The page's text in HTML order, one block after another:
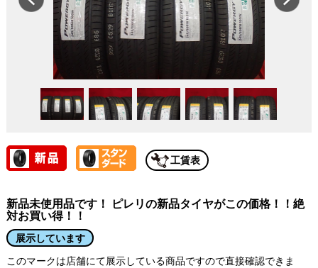
工賃表
新品未使用品です！ ピレリの新品タイヤがこの価格！！絶
対お買い得！！
展示しています
このマークは店舗にて展示している商品ですので直接確認できま